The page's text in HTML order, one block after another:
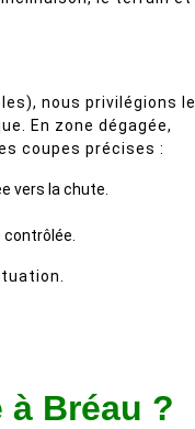
nous privilégions le
En zone dégagée,
coupes précises :
vers la chute.
à Bréau ?